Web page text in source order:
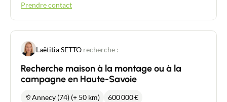
Prendre contact
Laëtitia SETTO recherche :
Recherche maison à la montage ou à la
campagne en Haute-Savoie
Annecy (74) (+ 50 km) 600 000€